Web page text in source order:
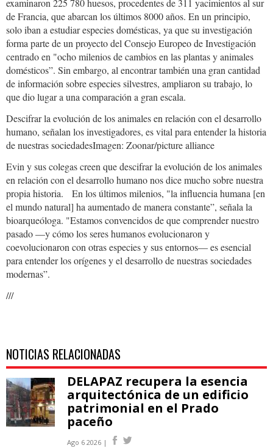
examinaron 225 780 huesos, procedentes de 311 yacimientos al sur
de Francia, que abarcan los últimos 8000 años. En un principio,
solo iban a estudiar especies domésticas, ya que su investigación
forma parte de un proyecto del Consejo Europeo de Investigación
centrado en "ocho milenios de cambios en las plantas y animales
domésticos”. Sin embargo, al encontrar también una gran cantidad
de información sobre especies silvestres, ampliaron su trabajo, lo
que dio lugar a una comparación a gran escala.
Descifrar la evolución de los animales en relación con el desarrollo
humano, señalan los investigadores, es vital para entender la historia
de nuestras sociedadesImagen: Zoonar/picture alliance
Evin y sus colegas creen que descifrar la evolución de los animales
en relación con el desarrollo humano nos dice mucho sobre nuestra
propia historia. En los últimos milenios, "la influencia humana [en
el mundo natural] ha aumentado de manera constante”, señala la
bioarqueóloga. "Estamos convencidos de que comprender nuestro
pasado —y cómo los seres humanos evolucionaron y
coevolucionaron con otras especies y sus entornos— es esencial
para entender los orígenes y el desarrollo de nuestras sociedades
modernas”.
///
NOTICIAS RELACIONADAS
DELAPAZ recupera la esencia
arquitectónica de un edificio
patrimonial en el Prado
paceño
Ago 6 2026 |